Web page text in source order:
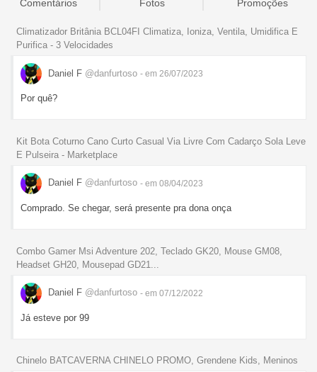
Comentários Fotos Promoções
Climatizador Britânia BCL04FI Climatiza, Ioniza, Ventila, Umidifica E
Purifica - 3 Velocidades
Daniel F @danfurtoso - em 26/07/2023
Por quê?
Kit Bota Coturno Cano Curto Casual Via Livre Com Cadarço Sola Leve
E Pulseira - Marketplace
Daniel F @danfurtoso - em 08/04/2023
Comprado. Se chegar, será presente pra dona onça
Combo Gamer Msi Adventure 202, Teclado GK20, Mouse GM08,
Headset GH20, Mousepad GD21...
Daniel F @danfurtoso - em 07/12/2022
Já esteve por 99
Chinelo BATCAVERNA CHINELO PROMO, Grendene Kids, Meninos